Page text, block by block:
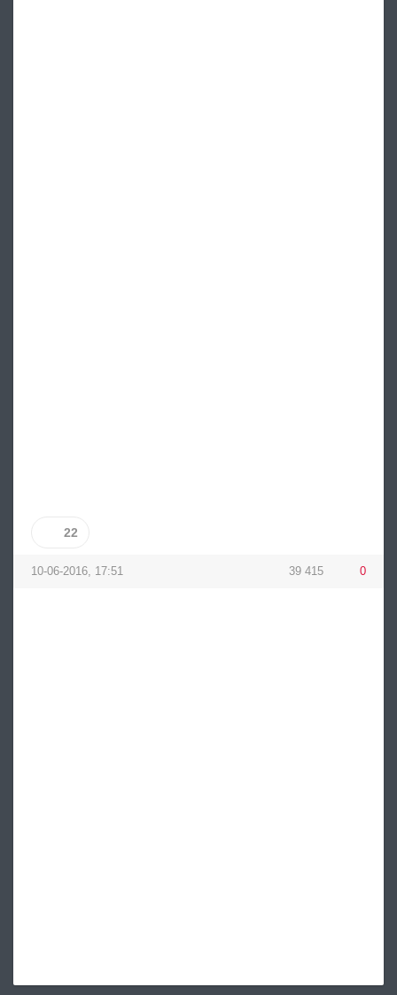
22
39 415 0
10-06-2016, 17:51